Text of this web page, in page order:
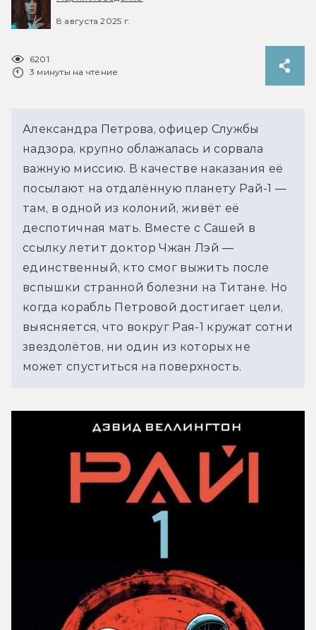
8 августа 2025 г.
6201
3 минуты на чтение
Александра Петрова, офицер Службы
надзора, крупно облажалась и сорвала
важную миссию. В качестве наказания её
посылают на отдалённую планету Рай-1 —
там, в одной из колоний, живёт её
деспотичная мать. Вместе с Сашей в
ссылку летит доктор Чжан Лэй —
единственный, кто смог выжить после
вспышки странной болезни на Титане. Но
когда корабль Петровой достигает цели,
выясняется, что вокруг Рая-1 кружат сотни
звездолётов, ни один из которых не
может спуститься на поверхность.